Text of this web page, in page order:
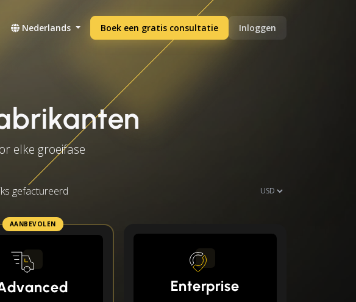
Nederlands Boek een gratis consultatie Inloggen
elke groeifase
gefactureerd
AANBEVOLEN
Enterprise